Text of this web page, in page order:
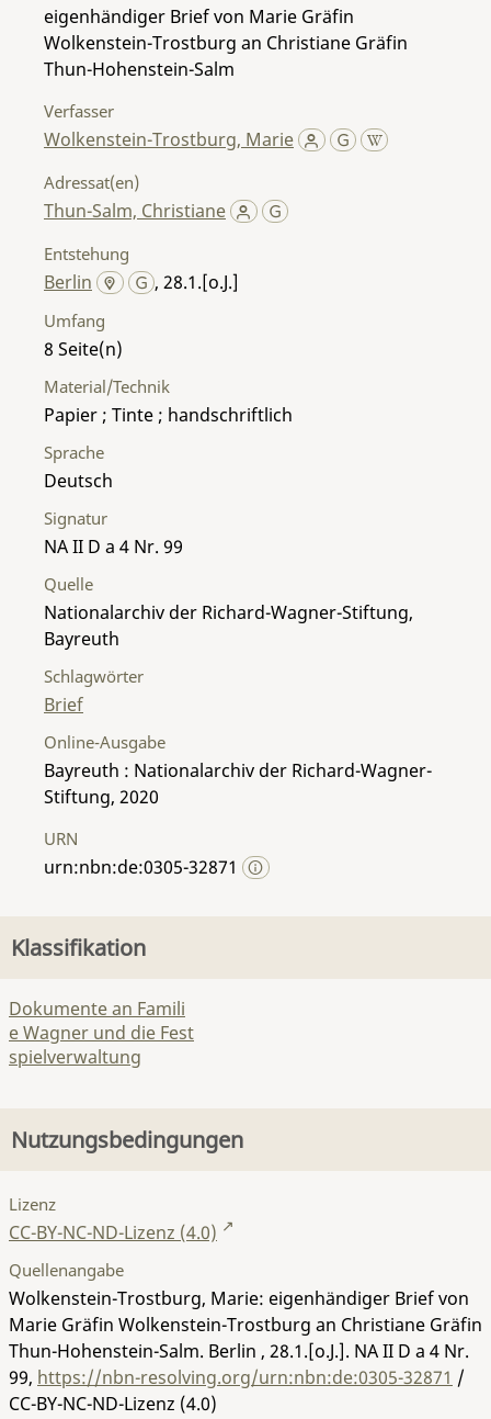
eigenhändiger Brief von Marie Gräfin
Wolkenstein-Trostburg an Christiane Gräfin
Thun-Hohenstein-Salm
Verfasser
Wolkenstein-Trostburg, Marie
Adressat(en)
Thun-Salm, Christiane
Entstehung
Berlin , 28.1.[o.J.]
Umfang
8
Material/Technik
Papier ; Tinte ; handschriftlich
Sprache
Deutsch
Signatur
NA II D a 4 Nr. 99
Quelle
Nationalarchiv der Richard-Wagner-Stiftung,
Bayreuth
Schlagwörter
Brief
Online-Ausgabe
Bayreuth : Nationalarchiv der Richard-Wagner-
Stiftung, 2020
URN
urn:nbn:de:0305-32871
Klassifikation
Dokumente an Famili
e Wagner und die Fest
spielverwaltung
Nutzungsbedingungen
Lizenz
CC-BY-NC-ND-Lizenz (4.0)
Quellenangabe
Wolkenstein-Trostburg, Marie: eigenhändiger Brief von
Marie Gräfin Wolkenstein-Trostburg an Christiane Gräfin
Thun-Hohenstein-Salm. Berlin , 28.1.[o.J.]. NA II D a 4 Nr.
99, https://nbn-resolving.org/urn:nbn:de:0305-32871 /
CC-BY-NC-ND-Lizenz (4.0)